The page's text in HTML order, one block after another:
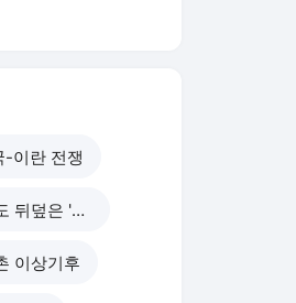
-이란 전쟁
한반도 뒤덮은 '폭염'
이상기후